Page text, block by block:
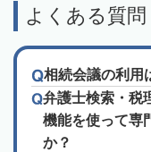
よくある質問
相続会議の利用
弁護士検索・税
機能を使って専
か？